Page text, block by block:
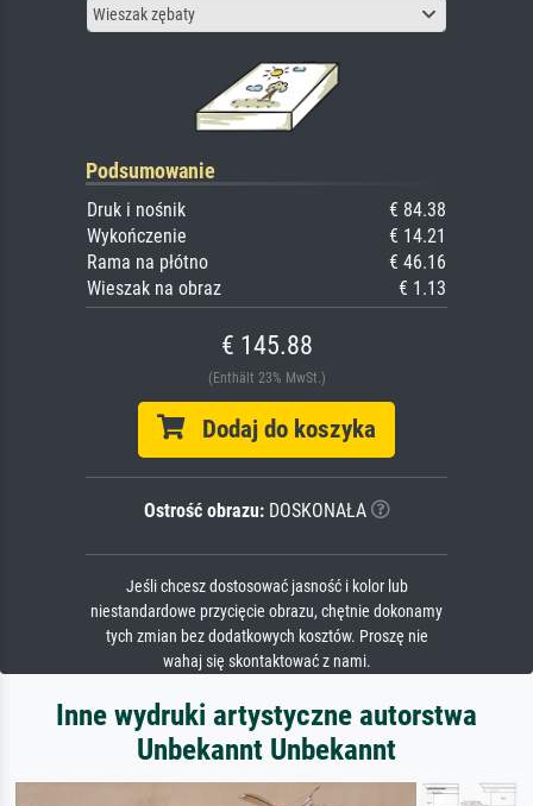
Wieszak zębaty
Podsumowanie
Druk i nośnik
€ 84.38
Wykończenie
€ 14.21
Rama na płótno
€ 46.16
Wieszak na obraz
€ 1.13
€ 145.88
(Enthält 23% MwSt.)
Dodaj do koszyka
Ostrość obrazu:DOSKONAŁA
Jeśli chcesz dostosować jasność i kolor lub
niestandardowe przycięcie obrazu, chętnie dokonamy
tych zmian bez dodatkowych kosztów. Proszę nie
wahaj się skontaktować z nami.
Inne wydruki artystyczne autorstwa
Unbekannt Unbekannt